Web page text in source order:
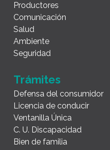
Productores
Comunicación
Salud
Ambiente
Seguridad
Trámites
Defensa del consumidor
Licencia de conducir
Ventanilla Única
C. U. Discapacidad
Bien de familia